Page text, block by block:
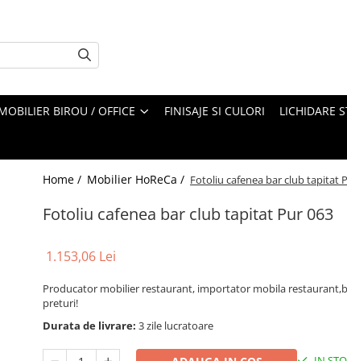
BIROU / OFFICE FINISAJE SI CULORI LICHIDARE
Home / Mobilier HoReCa / Fotoliu cafenea bar club tapitat
Fotoliu cafenea bar club tapitat Pur 063
1.153,06 Lei
Producator mobilier restaurant, importator mobila
preturi!
Durata de livrare: 3 zile lucratoare